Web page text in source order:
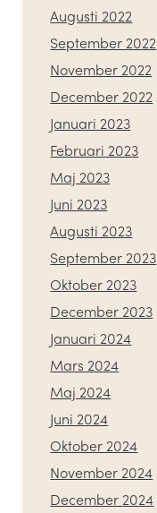
Augusti 2022
September 2022
November 2022
December 2022
Januari 2023
Februari 2023
Maj 2023
Juni 2023
Augusti 2023
September 2023
Oktober 2023
December 2023
Januari 2024
Mars 2024
Maj 2024
Juni 2024
Oktober 2024
November 2024
December 2024